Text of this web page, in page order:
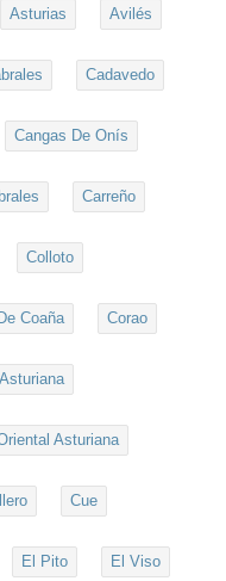
Asturias Avilés
Cadavedo
Cangas De Onís
Carreño
Colloto
Coaña Corao
Asturiana
Cue
El Pito El Viso